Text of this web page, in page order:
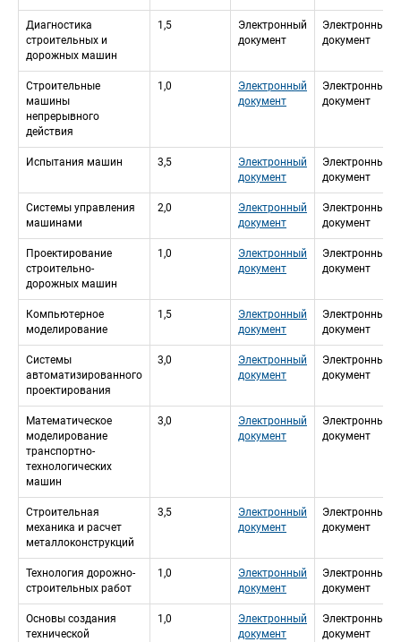
Диагностика
строительных и
дорожных машин
1,5
Электронный
документ
Электронный
документ
Строительные
машины
непрерывного
действия
1,0
Электронный
документ
Электронный
документ
Испытания машин 3,5
Электронный
документ
Электронный
документ
Системы управления
машинами
2,0
Электронный
документ
Электронный
документ
Проектирование
строительно-
дорожных машин
1,0
Электронный
документ
Электронный
документ
Компьютерное
моделирование
1,5
Электронный
документ
Электронный
документ
Системы
автоматизированного
проектирования
3,0
Электронный
документ
Электронный
документ
Математическое
моделирование
транспортно-
технологических
машин
3,0
Электронный
документ
Электронный
документ
Строительная
механика и расчет
металлоконструкций
3,5
Электронный
документ
Электронный
документ
Технология дорожно-
строительных работ
1,0
Электронный
документ
Электронный
документ
Основы создания
технической
1,0
Электронный
документ
Электронный
документ